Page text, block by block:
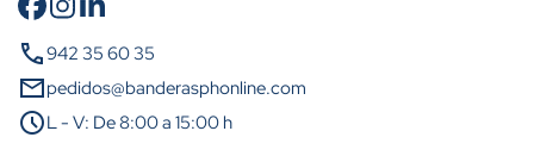
Cantidad
A partir de 2 unidades
A partir de 5 unidades
call942 35 60 35
mailpedidos@banderasphonline.com
scheduleL - V: De 8:00 a 15:00 h